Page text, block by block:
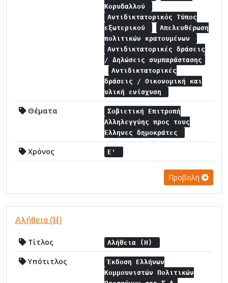
Κορυδαλλού
Αντιδικτατορικός Τύπος
εξωτερικού
Απελευθέρωση
πολιτικών κρατουμένων
Αντιδικτατορικές δράσεις
/ Δηλώσεις συμπαράστασης
Αντιδικτατορικές
δράσεις / Οικονομική και
υλική ενίσχυση
Θέματα
Σοβιετική Επιτροπή
Αλληλεγγύης προς τους
Έλληνες δημοκράτες
Χρόνος Ε'
Προβολή
Αλήθεια (Η)
Τίτλος Αλήθεια (Η)
Υπότιτλος
Έκδοση Ελλήνων
Κομμουνιστών Πολιτικών